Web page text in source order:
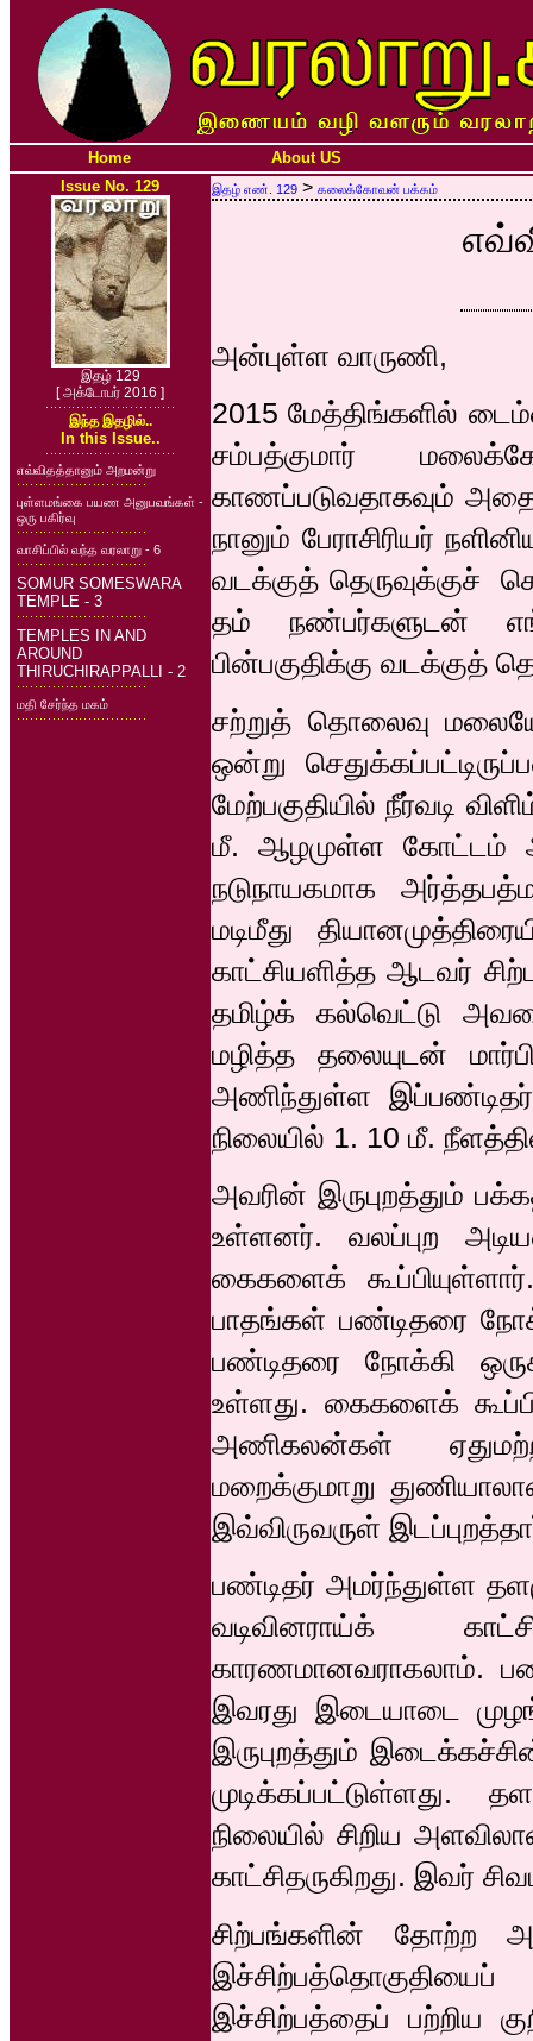
Home
About US
Issue No. 129
இதழ் 129
[ அக்டோபர் 2016 ]
இந்த இதழில்..
In this Issue..
எவ்விதத்தானும் அறமன்று
புள்ளமங்கை பயண அனுபவங்கள் -
ஒரு பகிர்வு
வாசிப்பில் வந்த வரலாறு - 6
SOMUR SOMESWARA
TEMPLE - 3
TEMPLES IN AND
AROUND
THIRUCHIRAPPALLI - 2
மதி சேர்ந்த மகம்
இதழ் எண். 129 > கலைக்கோவன் பக்கம்
அன்புள்ள வாருணி,
2015 மேத்திங்களில்
சம்பத்குமார்
காணப்படுவதாகவும்
நானும் பேராசிரியர்
வடக்குத் தெருவுக்குச்
தம் நண்பர்களுடன்
பின்பகுதிக்கு வடக்குத்
சற்றுத் தொலைவு
ஒன்று
மேற்பகுதியில் நீர்வடி
மீ. ஆழமுள்ள கோட்டம்
நடுநாயகமாக
மடிமீது
காட்சியளித்த ஆடவர்
தமிழ்க் கல்வெட்டு
மழித்த தலையுடன்
அணிந்துள்ள
நிலையில் 1. 10 மீ.
அவரின் இருபுறத்தும்
உள்ளனர். வலப்புற
கைகளைக்
பாதங்கள் பண்டிதரை
பண்டிதரை நோக்கி
உள்ளது. கைகளைக்
அணிகலன்கள்
மறைக்குமாறு
இவ்விருவருள்
பண்டிதர் அமர்ந்துள்ள
வடிவினராய்க்
காரணமானவராகலாம்.
இவரது இடையாடை
இருபுறத்தும்
முடிக்கப்பட்டுள்ளது.
நிலையில் சிறிய
காட்சிதருகிறது. இவர்
சிற்பங்களின் தோற்ற
இச்சிற்பத்தைப் பற்றிய